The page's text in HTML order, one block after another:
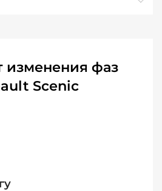
изменения фаз
Scenic